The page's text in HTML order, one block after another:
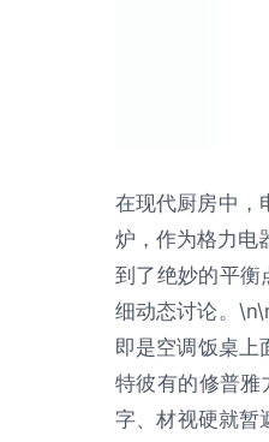
在现代厨房中，
炉，作为格力电
到了绝妙的平衡
细动态讨论。
即是空调饭桌上
特彼有的修普雅
字、材视硬就暂